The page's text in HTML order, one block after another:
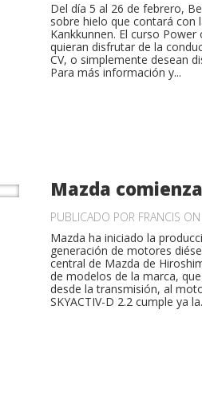
Del día 5 al 26 de febrero,
sobre hielo que contará con
Kankkunnen. El curso
quieran disfrutar de la
CV, o simplemente desean
Para más información y...
Mazda
PUBLICADO POR FRANCIS
Mazda ha iniciado la
generación de motores
central de Mazda de
de modelos de la marca,
desde la transmisión, al
SKYACTIV-D 2.2 cumple ya